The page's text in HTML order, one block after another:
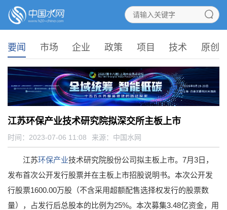
要闻 市场 企业 政策 项目 技术 原创
江苏环保产业技术研究院拟深交所主板上市
时间：2023-07-06 11:08 来源： 中国水网
江苏环保产业技术研究院股份公司拟主板上市。7月3日，
发布首次公开发行股票并在主板上市招股说明书。本次公开发
行股票1600.00万股（不含采用超额配售选择权发行的股票数
量），占发行后总股本的比例为25%。本次募集3.48亿资金，用